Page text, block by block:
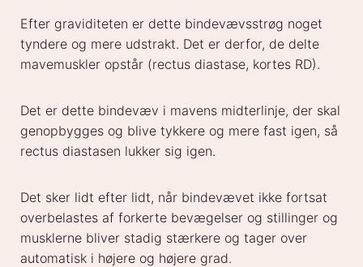
Efter graviditeten er dette bindevævsstrøg noget
tyndere og mere udstrakt. Det er derfor, de delte
mavemuskler opstår (rectus diastase, kortes RD).
Det er dette bindevæv i mavens midterlinje, der skal
genopbygges og blive tykkere og mere fast igen, så
rectus diastasen lukker sig igen.
Det sker lidt efter lidt, når bindevævet ikke fortsat
overbelastes af forkerte bevægelser og stillinger og
musklerne bliver stadig stærkere og tager over
automatisk i højere og højere grad.